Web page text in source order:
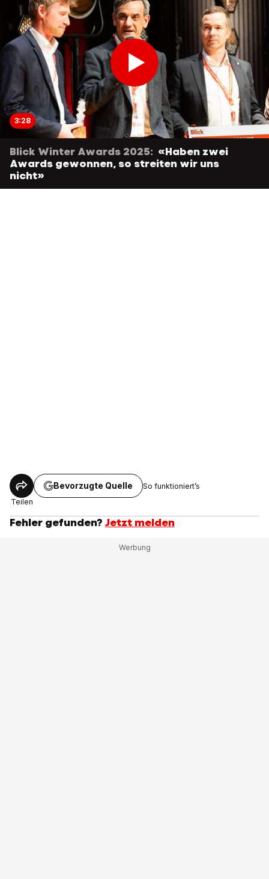
3:28
Blick Winter Awards 2025: «Haben zwei
Awards gewonnen, so streiten wir uns
nicht»
Teilen
Bevorzugte Quelle So funktioniert’s
Fehler gefunden? Jetzt melden